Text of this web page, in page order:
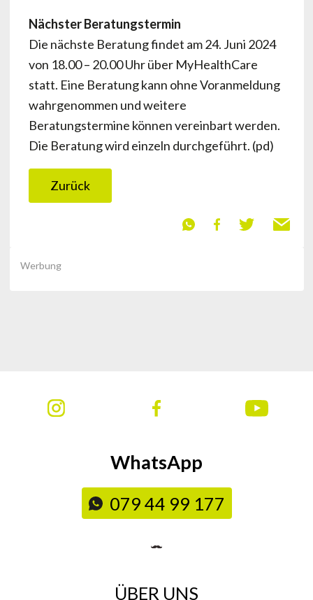
Nächster Beratungstermin
Die nächste Beratung findet am 24. Juni 2024
von 18.00 – 20.00 Uhr über MyHealthCare
statt. Eine Beratung kann ohne Voranmeldung
wahrgenommen und weitere
Beratungstermine können vereinbart werden.
Die Beratung wird einzeln durchgeführt. (pd)
Zurück
Werbung
WhatsApp
079 44 99 177
ÜBER UNS